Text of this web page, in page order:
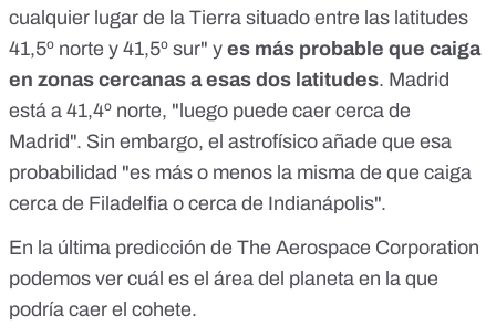
cualquier lugar de la Tierra situado entre las latitudes
41,5º norte y 41,5º sur" y es más probable que caiga
en zonas cercanas a esas dos latitudes. Madrid
está a 41,4º norte, "luego puede caer cerca de
Madrid". Sin embargo, el astrofísico añade que esa
probabilidad "es más o menos la misma de que caiga
cerca de Filadelfia o cerca de Indianápolis".
En la última predicción de The Aerospace Corporation
podemos ver cuál es el área del planeta en la que
podría caer el cohete.